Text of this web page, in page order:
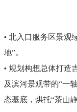
• 北入口服务区景观
地”。
• 规划构想总体打造
及滨河景观带的“一
态基底，烘托“茶山